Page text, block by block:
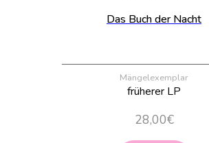
Das Buch der Nacht
Mängelexemplar
früherer LP
28,00€